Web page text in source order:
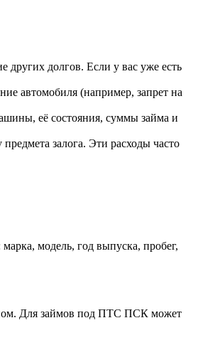
других долгов. Если у вас уже есть
автомобиля (например, запрет на
её состояния, суммы займа и
залога. Эти расходы часто
модель, год выпуска, пробег,
Для займов под ПТС ПСК может